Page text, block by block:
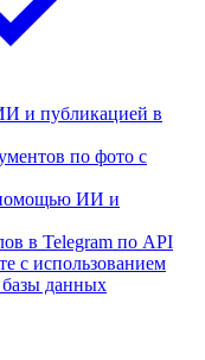
и публикацией в
по фото с
помощью ИИ и
в Telegram по API
с использованием
базы данных